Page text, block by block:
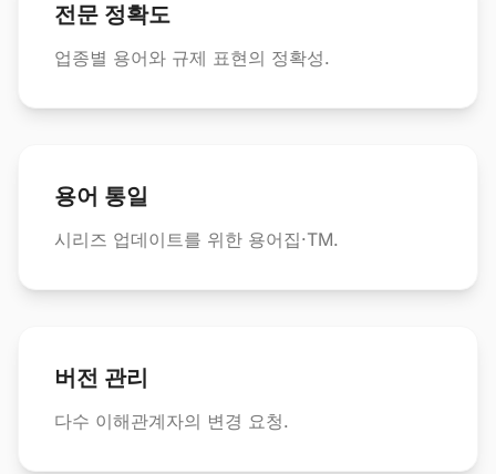
전문 정확도
업종별 용어와 규제 표현의 정확성.
용어 통일
시리즈 업데이트를 위한 용어집·TM.
버전 관리
다수 이해관계자의 변경 요청.